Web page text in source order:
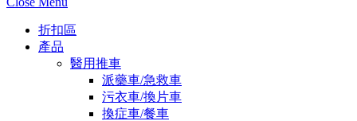
折扣區
產品
醫用推車
派藥車/急救車
污衣車/換片車
換症車/餐車